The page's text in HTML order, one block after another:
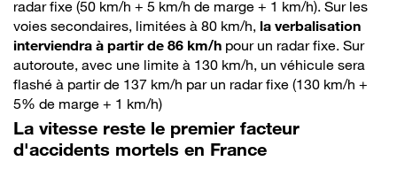
radar fixe (50 km/h + 5 km/h de marge + 1 km/h). Sur les
voies secondaires, limitées à 80 km/h, la verbalisation
interviendra à partir de 86 km/h pour un radar fixe. Sur
autoroute, avec une limite à 130 km/h, un véhicule sera
flashé à partir de 137 km/h par un radar fixe (130 km/h +
5% de marge + 1 km/h)
La vitesse reste le premier facteur
d'accidents mortels en France